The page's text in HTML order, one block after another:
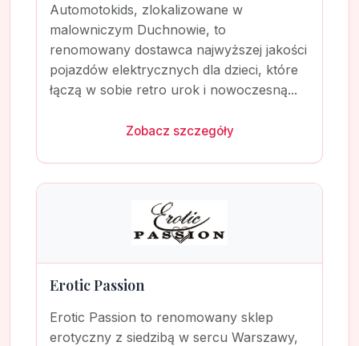
Automotokids, zlokalizowane w
malowniczym Duchnowie, to
renomowany dostawca najwyższej jakości
pojazdów elektrycznych dla dzieci, które
łączą w sobie retro urok i nowoczesną...
Zobacz szczegóły
Erotic Passion
Erotic Passion to renomowany sklep
erotyczny z siedzibą w sercu Warszawy,